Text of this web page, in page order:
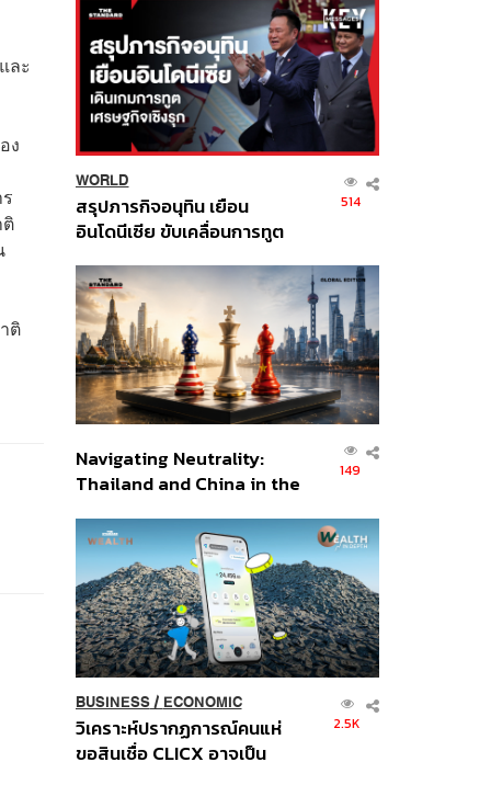
ละ
ง
ติ
WORLD
สรุปภารกิจอนุทิน เยือน
อินโดนีเซีย ขับเคลื่อนการทูต
ส่วนยุทธศาสตร์ไทย –
อินโดนีเซีย
514
Navigating Neutrality:
Thailand and China in the
Order
149
BUSINESS/ ECONOMIC
วิเคราะห์ปรากฏการณ์คนแห่
ขอสินเชื่อ CLICX อาจเป็น
2.5K